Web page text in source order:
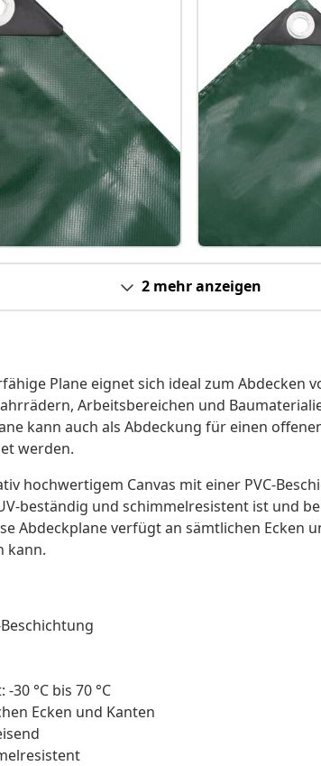
2 mehr anzeigen
Plane eignet sich ideal zum Abdecken
Arbeitsbereichen und
kann auch als Abdeckung für einen
werden.
hochwertigem Canvas mit einer PVC-
beständig und schimmelresistent ist und
Abdeckplane verfügt an sämtlichen Ecken
kann.
°C bis 70 °C
Ecken und Kanten